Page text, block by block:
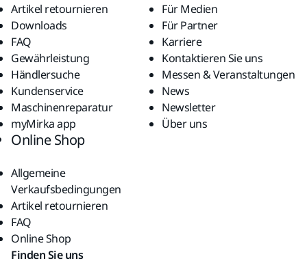
Artikel retournieren
Downloads
FAQ
Gewährleistung
Händlersuche
Kundenservice
Maschinenreparatur
myMirka app
Für Medien
Für Partner
Karriere
Kontaktieren Sie uns
Messen & Veranstaltungen
News
Newsletter
Über uns
Online Shop
Allgemeine
Verkaufsbedingungen
Artikel retournieren
FAQ
Online Shop
Finden Sie uns